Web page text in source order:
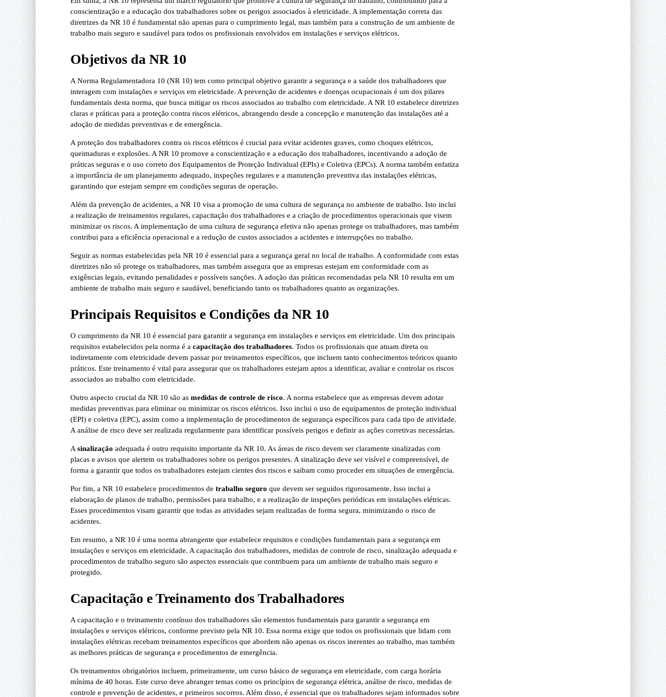
conscientização e a educação dos trabalhadores sobre os perigos associados à eletricidade. A implementação correta das
diretrizes da NR 10 é fundamental não apenas para o cumprimento legal, mas também para a construção de um ambiente de
trabalho mais seguro e saudável para todos os profissionais envolvidos em instalações e serviços elétricos.
Objetivos da NR 10
A Norma Regulamentadora 10 (NR 10) tem como principal objetivo garantir a segurança e a saúde dos trabalhadores que
interagem com instalações e serviços em eletricidade. A prevenção de acidentes e doenças ocupacionais é um dos pilares
fundamentais desta norma, que busca mitigar os riscos associados ao trabalho com eletricidade. A NR 10 estabelece diretrizes
claras e práticas para a proteção contra riscos elétricos, abrangendo desde a concepção e manutenção das instalações até a
adoção de medidas preventivas e de emergência.
A proteção dos trabalhadores contra os riscos elétricos é crucial para evitar acidentes graves, como choques elétricos,
queimaduras e explosões. A NR 10 promove a conscientização e a educação dos trabalhadores, incentivando a adoção de
práticas seguras e o uso correto dos Equipamentos de Proteção Individual (EPIs) e Coletiva (EPCs). A norma também enfatiza
a importância de um planejamento adequado, inspeções regulares e a manutenção preventiva das instalações elétricas,
garantindo que estejam sempre em condições seguras de operação.
Além da prevenção de acidentes, a NR 10 visa a promoção de uma cultura de segurança no ambiente de trabalho. Isto inclui
a realização de treinamentos regulares, capacitação dos trabalhadores e a criação de procedimentos operacionais que visem
minimizar os riscos. A implementação de uma cultura de segurança efetiva não apenas protege os trabalhadores, mas também
contribui para a eficiência operacional e a redução de custos associados a acidentes e interrupções no trabalho.
Seguir as normas estabelecidas pela NR 10 é essencial para a segurança geral no local de trabalho. A conformidade com estas
diretrizes não só protege os trabalhadores, mas também assegura que as empresas estejam em conformidade com as
exigências legais, evitando penalidades e possíveis sanções. A adoção das práticas recomendadas pela NR 10 resulta em um
ambiente de trabalho mais seguro e saudável, beneficiando tanto os trabalhadores quanto as organizações.
Principais Requisitos e Condições da NR 10
O cumprimento da NR 10 é essencial para garantir a segurança em instalações e serviços em eletricidade. Um dos principais
requisitos estabelecidos pela norma é a capacitação dos trabalhadores. Todos os profissionais que atuam direta ou
indiretamente com eletricidade devem passar por treinamentos específicos, que incluem tanto conhecimentos teóricos quanto
práticos. Este treinamento é vital para assegurar que os trabalhadores estejam aptos a identificar, avaliar e controlar os riscos
associados ao trabalho com eletricidade.
Outro aspecto crucial da NR 10 são as medidas de controle de risco. A norma estabelece que as empresas devem adotar
medidas preventivas para eliminar ou minimizar os riscos elétricos. Isso inclui o uso de equipamentos de proteção individual
(EPI) e coletiva (EPC), assim como a implementação de procedimentos de segurança específicos para cada tipo de atividade.
A análise de risco deve ser realizada regularmente para identificar possíveis perigos e definir as ações corretivas necessárias.
A sinalização adequada é outro requisito importante da NR 10. As áreas de risco devem ser claramente sinalizadas com
placas e avisos que alertem os trabalhadores sobre os perigos presentes. A sinalização deve ser visível e compreensível, de
forma a garantir que todos os trabalhadores estejam cientes dos riscos e saibam como proceder em situações de emergência.
Por fim, a NR 10 estabelece procedimentos de trabalho seguro que devem ser seguidos rigorosamente. Isso inclui a
elaboração de planos de trabalho, permissões para trabalho, e a realização de inspeções periódicas em instalações elétricas.
Esses procedimentos visam garantir que todas as atividades sejam realizadas de forma segura, minimizando o risco de
acidentes.
Em resumo, a NR 10 é uma norma abrangente que estabelece requisitos e condições fundamentais para a segurança em
instalações e serviços em eletricidade. A capacitação dos trabalhadores, medidas de controle de risco, sinalização adequada e
procedimentos de trabalho seguro são aspectos essenciais que contribuem para um ambiente de trabalho mais seguro e
protegido.
Capacitação e Treinamento dos Trabalhadores
A capacitação e o treinamento contínuo dos trabalhadores são elementos fundamentais para garantir a segurança em
instalações e serviços elétricos, conforme previsto pela NR 10. Essa norma exige que todos os profissionais que lidam com
instalações elétricas recebam treinamentos específicos que abordem não apenas os riscos inerentes ao trabalho, mas também
as melhores práticas de segurança e procedimentos de emergência.
Os treinamentos obrigatórios incluem, primeiramente, um curso básico de segurança em eletricidade, com carga horária
mínima de 40 horas. Este curso deve abranger temas como os princípios de segurança elétrica, análise de risco, medidas de
controle e prevenção de acidentes, e primeiros socorros. Além disso, é essencial que os trabalhadores sejam informados sobre